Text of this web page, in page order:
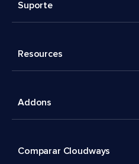
Suporte
Resources
Addons
Comparar Cloudways